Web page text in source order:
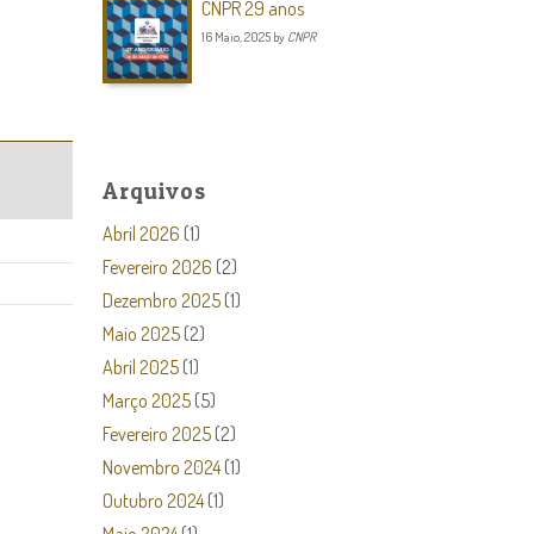
CNPR 29 anos
16 Maio, 2025 by CNPR
Arquivos
Abril 2026 (1)
Fevereiro 2026 (2)
Dezembro 2025 (1)
Maio 2025 (2)
Abril 2025 (1)
Março 2025 (5)
Fevereiro 2025 (2)
Novembro 2024(1)
Outubro 2024(1)